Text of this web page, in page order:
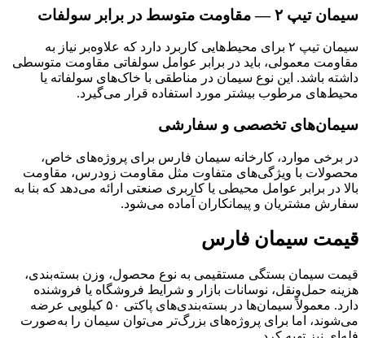
سیمان تیپ ۲ — مقاومت متوسط در برابر سولفات
سیمان تیپ ۲ برای محیط‌هایی کاربرد دارد که علاوه‌بر نیاز به
مقاومت معمولی، باید در برابر عوامل سولفاتی مقاومت متوسطی
داشته باشد. این نوع سیمان در مناطقی با خاک‌های سولفاته یا
محیط‌های مرطوب بیشتر مورد استفاده قرار می‌گیرد.
سیمان‌های تخصصی و سفارشی
در برخی موارد، کارخانه سیمان فارس برای پروژه‌های خاص،
محصولات با ویژگی‌های متفاوت مثل مقاومت زودرس، مقاومت
بالا در برابر عوامل محیطی یا کاربری صنعتی ارائه می‌دهد که بنا به
سفارش مشتریان و پیمانکاران آماده می‌شود.
قیمت سیمان فارس
قیمت سیمان بستگی مستقیمی به نوع محصول، وزن بسته‌بندی،
هزینه حمل‌ونقل، نوسانات بازار و شرایط فروشگاه یا فروشنده
دارد. معمولاً سیمان‌ها در بسته‌بندی‌های پاکتی ۵۰ کیلویی عرضه
می‌شوند، اما برای پروژه‌های بزرگ‌تر می‌توان سیمان را به‌صورت